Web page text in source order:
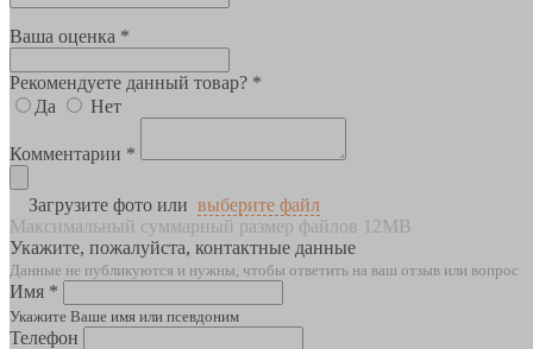
Ваша оценка *
Рекомендуете данный товар? *
Да
Нет
Комментарии *
Загрузите фото или выберите файл
Максимальный суммарный размер файлов 12MB
Укажите, пожалуйста, контактные данные
Данные не публикуются и нужны, чтобы ответить на ваш отзыв или вопрос
Имя *
Укажите Ваше имя или псевдоним
Телефон